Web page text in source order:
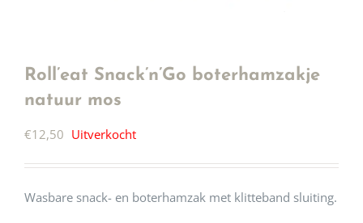
Roll’eat Snack’n’Go boterhamzakje
natuur mos
€12,50 Uitverkocht
Wasbare snack- en boterhamzak met klitteband sluiting.